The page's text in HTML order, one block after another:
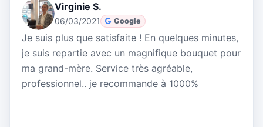
Virginie S.
06/03/2021 Google
Je suis plus que satisfaite ! En quelques minutes,
je suis repartie avec un magnifique bouquet pour
ma grand-mère. Service très agréable,
professionnel.. je recommande à 1000%